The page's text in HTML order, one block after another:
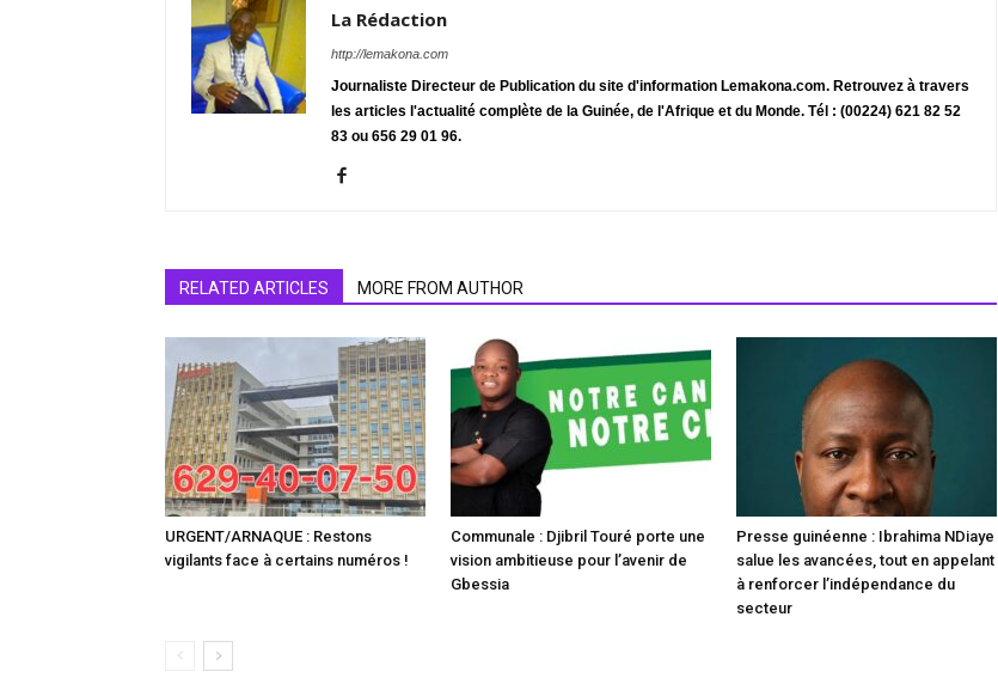
La Rédaction
http://lemakona.com
Journaliste Directeur de Publication du site d'information Lemakona.com. Retrouvez à travers
les articles l'actualité complète de la Guinée, de l'Afrique et du Monde. Tél : (00224) 621 82 52
83 ou 656 29 01 96.
RELATED ARTICLES MORE FROM AUTHOR
URGENT/ARNAQUE : Restons
vigilants face à certains numéros !
Communale : Djibril Touré porte une
vision ambitieuse pour l’avenir de
Gbessia
Presse guinéenne : Ibrahima NDiaye
salue les avancées, tout en appelant
à renforcer l’indépendance du
secteur